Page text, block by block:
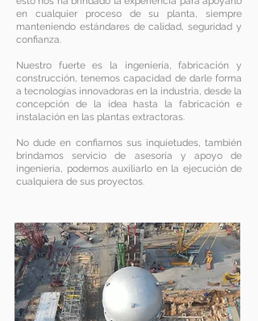
en cualquier proceso de su planta, siempre
manteniendo estándares de calidad, seguridad y
confianza.
Nuestro fuerte es la ingeniería, fabricación y
construcción, tenemos capacidad de darle forma
a tecnologías innovadoras en la industria, desde la
concepción de la idea hasta la fabricación e
instalación en las plantas extractoras.
No dude en confiarnos sus inquietudes, también
brindamos servicio de asesoría y apoyo de
ingeniería, podemos auxiliarlo en la ejecución de
cualquiera de sus proyectos.